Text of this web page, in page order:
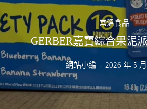
常溫食品
GERBER嘉寶綜合果泥
網站小編 - 2026 年 5